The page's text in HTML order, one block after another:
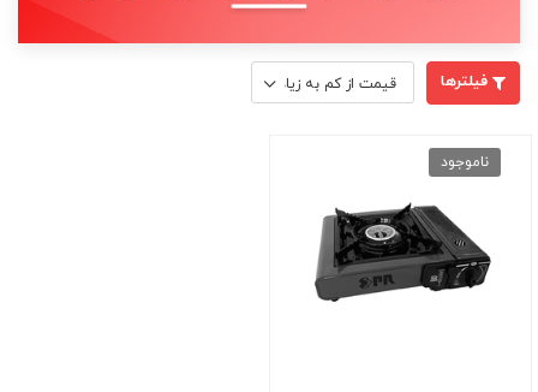
فیلترها
ناموجود